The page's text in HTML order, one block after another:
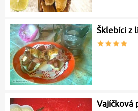
Šklebíci z
Vajíčková